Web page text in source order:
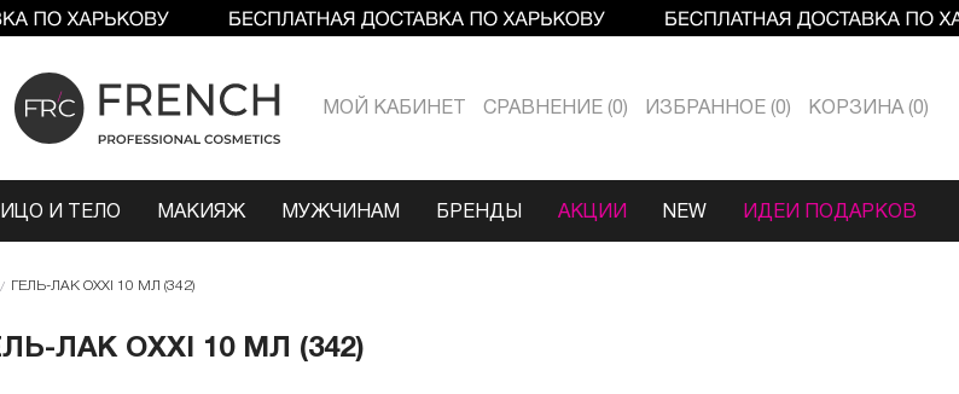
МОЙ КАБИНЕТ СРАВНЕНИЕ 0 ИЗБРАННОЕ 0 КОРЗИНА 0
И ТЕЛО МАКИЯЖ МУЖЧИНАМ БРЕНДЫ АКЦИИ NEW ИДЕИ ПОДАРКОВ
ГЕЛЬ-ЛАК OXXI 10 МЛ (342)
ЛАК OXXI 10 МЛ (342)